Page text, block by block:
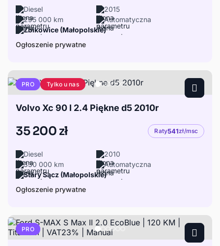
Diesel
2015
295 000 km
Automatyczna
Żbikowice (Małopolskie)
Ogłoszenie prywatne
PRO Tylko u nas
Volvo Xc 90 I 2.4 Piękne d5 2010r
35 200 zł Raty541zł/msc
Diesel
2010
330 000 km
Automatyczna
Stary Sącz (Małopolskie)
Ogłoszenie prywatne
PRO